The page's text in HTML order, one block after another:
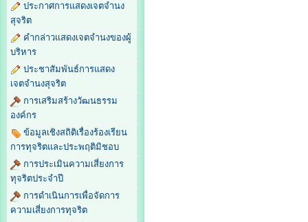
ประกาศการแสดงเจตจำนง
สุจริต
คำกล่าวแสดงเจตจำนงของผู้
บริหาร
ประชาสัมพันธ์การแสดง
เจตจำนงสุจริต
การเสริมสร้างวัฒนธรรม
องค์กร
ข้อมูลเชิงสถิติเรื่องร้องเรียน
การทุจริตและประพฤติมิชอบ
การประเมินความเสี่ยงการ
ทุจริตประจำปี
การดำเนินการเพื่อจัดการ
ความเสี่ยงการทุจริต